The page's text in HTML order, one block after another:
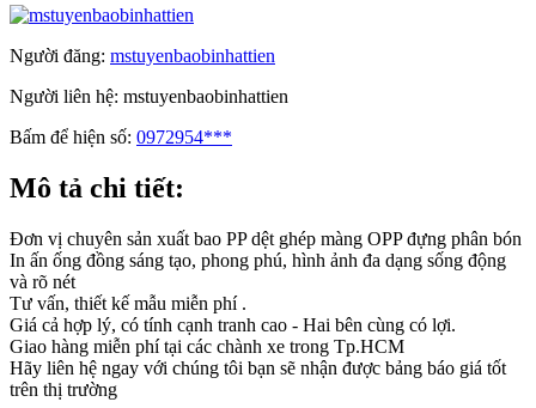
Người đăng: mstuyenbaobinhattien
Người liên hệ: mstuyenbaobinhattien
Bấm để hiện số: 0972954***
Mô tả chi tiết:
Đơn vị chuyên sản xuất bao PP dệt ghép màng OPP đựng phân bón
In ấn ống đồng sáng tạo, phong phú, hình ảnh đa dạng sống động
và rõ nét
Tư vấn, thiết kế mẫu miễn phí .
Giá cả hợp lý, có tính cạnh tranh cao - Hai bên cùng có lợi.
Giao hàng miễn phí tại các chành xe trong Tp.HCM
Hãy liên hệ ngay với chúng tôi bạn sẽ nhận được bảng báo giá tốt
trên thị trường